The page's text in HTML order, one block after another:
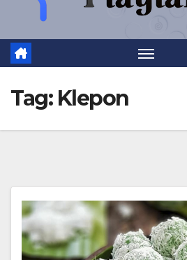
Tag: Klepon